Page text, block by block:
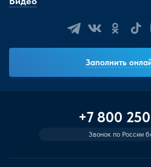
Заполнить
+7 800
Звонок по России